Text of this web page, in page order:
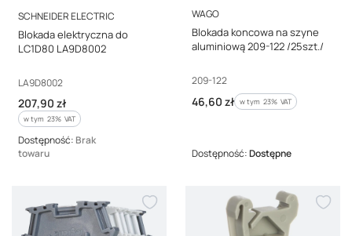
PRODUCENT
SCHNEIDER ELECTRIC
Blokada elektryczna do
LC1D80 LA9D8002
Kod producenta
LA9D8002
Cena brutto
207,90 zł
w tym %s VAT
w tym 23% VAT
Dostępność: Brak
towaru
PRODUCENT
WAGO
Blokada koncowa na szyne
aluminiową 209-122 /25szt./
Kod producenta
209-122
Cena brutto
46,60 zł w tym %s VAT
w tym 23% VAT
Dostępność:Dostępne